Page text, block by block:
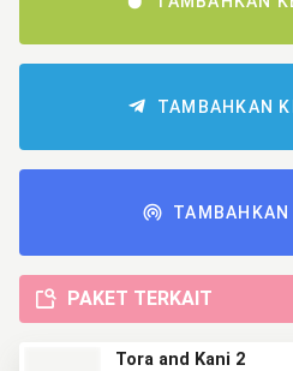
TAMBAHKAN
PAKET TERKAIT
Tora and Kani 2